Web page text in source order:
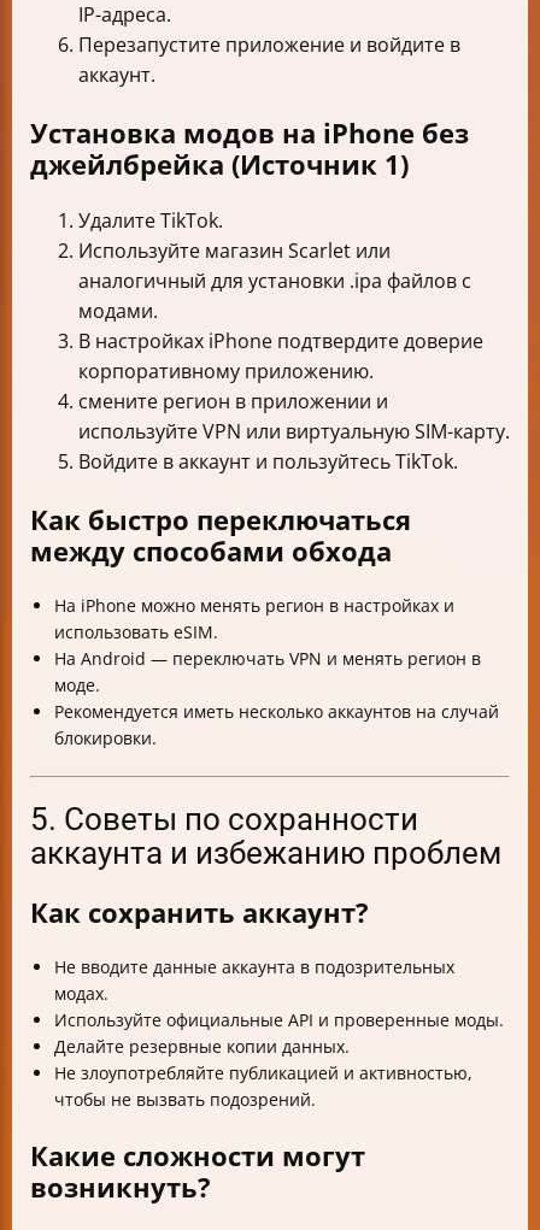
IP-адреса.
Перезапустите приложение и войдите в
аккаунт.
Установка модов на iPhone без
джейлбрейка (Источник 1)
Удалите TikTok.
Используйте магазин Scarlet или
аналогичный для установки .ipa файлов с
модами.
В настройках iPhone подтвердите доверие
корпоративному приложению.
смените регион в приложении и
используйте VPN или виртуальную SIM-карту.
Войдите в аккаунт и пользуйтесь TikTok.
Как быстро переключаться
между способами обхода
На iPhone можно менять регион в настройках и
использовать eSIM.
На Android — переключать VPN и менять регион в
моде.
Рекомендуется иметь несколько аккаунтов на случай
блокировки.
5. Советы по сохранности
аккаунта и избежанию проблем
Как сохранить аккаунт?
Не вводите данные аккаунта в подозрительных
модах.
Используйте официальные API и проверенные моды.
Делайте резервные копии данных.
Не злоупотребляйте публикацией и активностью,
чтобы не вызвать подозрений.
Какие сложности могут
возникнуть?